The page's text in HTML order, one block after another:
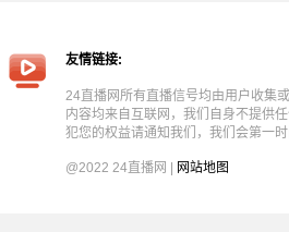
友情链接:
24直播网所有直播信号均由用户收集
内容均来自互联网，我们自身不提供
犯您的权益请通知我们，我们会第一时
@2022 24直播网 | 网站地图